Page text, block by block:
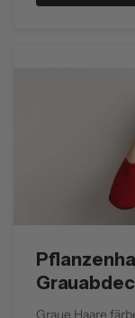
Graue Haare